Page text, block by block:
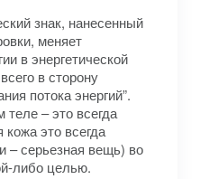
знак, нанесенный
меняет
в энергетической
в сторону
потока энергий”.
теле – это всегда
кожа это всегда
– серьезная вещь) во
либо целью.